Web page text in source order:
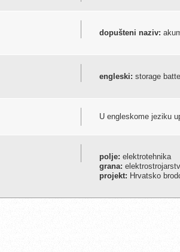
dopušteni naziv:
engleski: storage
U engleskome jeziku
polje: elektrotehnika
grana:
projekt: Hrvatsko